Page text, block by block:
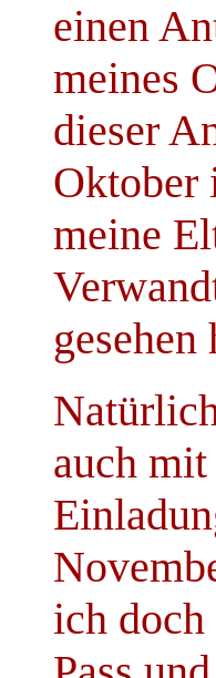
einen
meines
dieser
Oktober
meine
gesehen
auch
ich doch